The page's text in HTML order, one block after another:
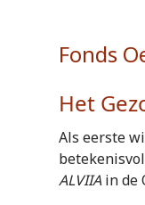
Fonds
Het
Als eerste
ALVIIAin de